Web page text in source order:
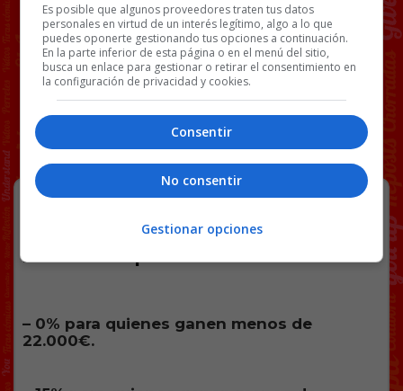
Vox propone reducir el IRPF a 3
la vista del destino bastardo de
nuestros impuestos:
– 0% para quienes ganen menos de
22.000€.
Es posible que algunos proveedores traten tus datos
personales en virtud de un interés legítimo, algo a lo que
puedes oponerte gestionando tus opciones a continuación.
En la parte inferior de esta página o en el menú del sitio,
busca un enlace para gestionar o retirar el consentimiento en
la configuración de privacidad y cookies.
Consentir
No consentir
Gestionar opciones